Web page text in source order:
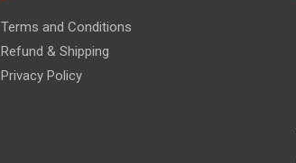
Terms and Conditions
Refund & Shipping
Privacy Policy